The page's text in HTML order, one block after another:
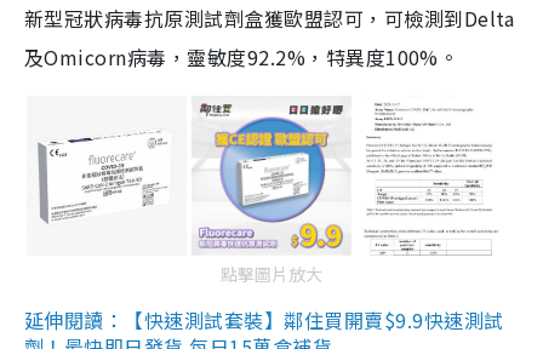
新型冠狀病毒抗原測試劑盒獲歐盟認可，可檢測到Delta
及Omicorn病毒，靈敏度92.2%，特異度100%。
點擊圖片放大
延伸閱讀：【快速測試套裝】鄰住買開賣$9.9快速測試